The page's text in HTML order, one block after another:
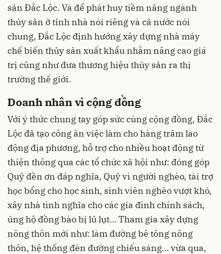
sản Đắc Lộc. Và để phát huy tiềm năng ngành
thủy sản ở tỉnh nhà nói riêng và cả nước nói
chung, Đắc Lộc định hướng xây dựng nhà máy
chế biến thủy sản xuất khẩu nhằm nâng cao giá
trị cũng như đưa thương hiệu thủy sản ra thị
trường thế giới.
Doanh nhân vì cộng đồng
Với ý thức chung tay góp sức cùng cộng đồng, Đắc
Lộc đã tạo công ăn việc làm cho hàng trăm lao
động địa phương, hỗ trợ cho nhiều hoạt động từ
thiện thông qua các tổ chức xã hội như: đóng góp
Quỹ đền ơn đáp nghĩa, Quỹ vì người nghèo, tài trợ
học bổng cho học sinh, sinh viên nghèo vượt khó,
xây nhà tình nghĩa cho các gia đình chính sách,
ủng hộ đồng bào bị lũ lụt… Tham gia xây dựng
nông thôn mới như: làm đường bê tông nông
thôn, hệ thống đèn đường chiếu sáng… vừa qua,